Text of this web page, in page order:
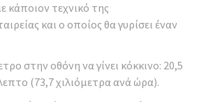
κάποιον τεχνικό της
και ο οποίος θα γυρίσει έναν
στην οθόνη να γίνει κόκκινο: 20,5
(73,7 χιλιόμετρα ανά ώρα).